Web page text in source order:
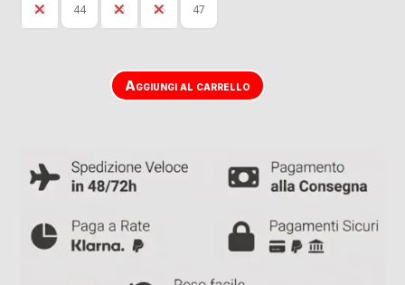
43 44 45 46 47
Aggiungi al carrello